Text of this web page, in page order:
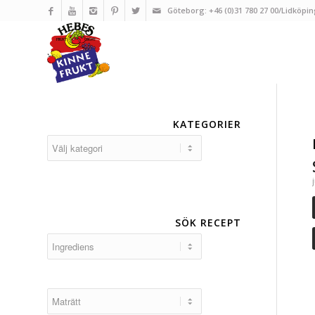
Göteborg: +46 (0)31 780 27 00/
KATEGORIER
SÖK RECEPT